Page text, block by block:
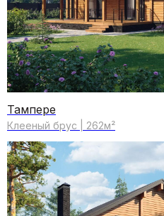
Тампере
Клееный брус | 262м²